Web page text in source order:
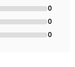
0
0
0